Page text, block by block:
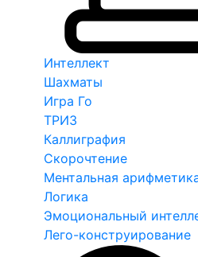
Интеллект
Шахматы
Игра Го
ТРИЗ
Каллиграфия
Скорочтение
Ментальная
Логика
Эмоциональный
Лего-конструирование